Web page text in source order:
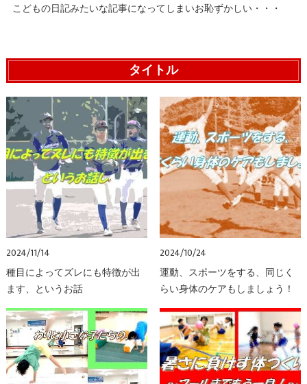
こどもの日記みたいな記事になってしまいお恥ずかしい・・・
タイトル
2024/11/14
種目によってズレにも特徴が出
ます、というお話
2024/10/24
運動、スポーツをする、同じく
らい身体のケアもしましょう！